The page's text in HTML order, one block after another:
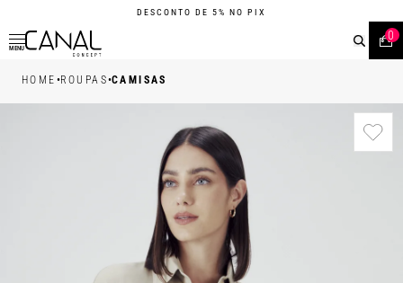
DESCONTO DE 5% NO PIX
MENU
0
HOME •ROUPAS•CAMISAS